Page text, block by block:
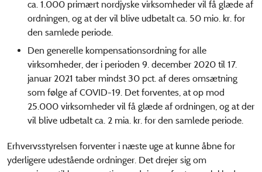
ca. 1.000 primært nordjyske virksomheder vil få glæde af
ordningen, og at der vil blive udbetalt ca. 50 mio. kr. for
den samlede periode.
Den generelle kompensationsordning for alle
virksomheder, der i perioden 9. december 2020 til 17.
januar 2021 taber mindst 30 pct. af deres omsætning
som følge af COVID-19. Det forventes, at op mod
25.000 virksomheder vil få glæde af ordningen, og at der
vil blive udbetalt ca. 2 mia. kr. for den samlede periode.
Erhvervsstyrelsen forventer i næste uge at kunne åbne for
yderligere udestående ordninger. Det drejer sig om